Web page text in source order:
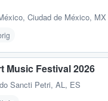
Ciudad de México, MX
Music Festival 2026
Sancti Petri, AL, ES